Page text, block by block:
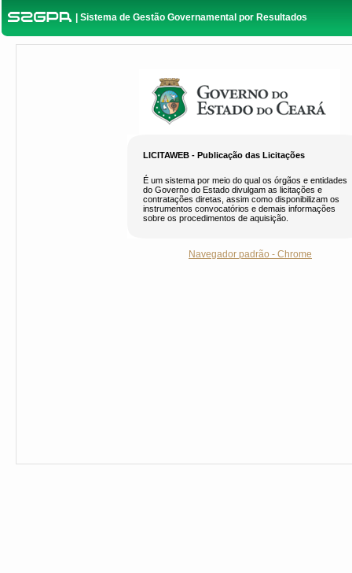
| Sistema de Gestão Governamental por Resultados
LICITAWEB - Publicação das Licitações
É um sistema por meio do qual os órgãos e entidades
do Governo do Estado divulgam as licitações e
contratações diretas, assim como disponibilizam os
instrumentos convocatórios e demais informações
sobre os procedimentos de aquisição.
Navegador padrão - Chrome